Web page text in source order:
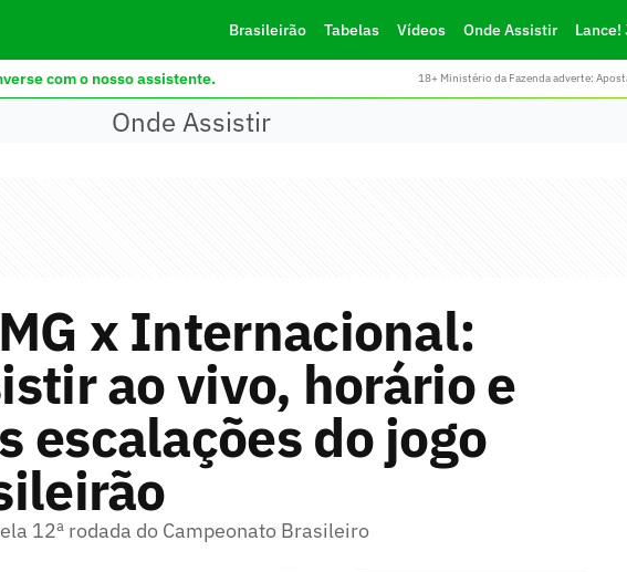
Brasileirão Tabelas Vídeos Onde Assistir Lance!
com o nosso assistente. 18+ Ministério da Fazenda adverte:
Onde Assistir
x Internacional:
ao vivo, horário e
escalações do jogo
12ª rodada do Campeonato Brasileiro